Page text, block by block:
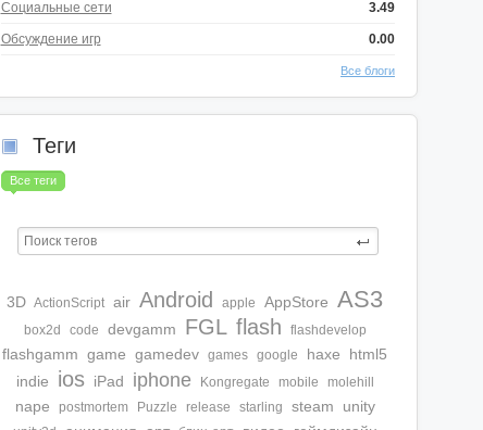
Социальные сети 3.49
Обсуждение игр 0.00
Все блоги
Теги
Все теги
3D ActionScript air Android apple AppStore AS3
box2d code devgamm FGL flash flashdevelop
flashgamm game gamedev games google haxe
html5
indie
ios iPad iphone Kongregate mobile molehill
nape postmortem Puzzle release starling steam unity